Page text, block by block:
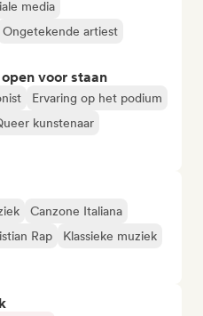
media
Ongetekende artiest
voor staan
Ervaring op het podium
kunstenaar
Canzone Italiana
Rap
Klassieke muziek